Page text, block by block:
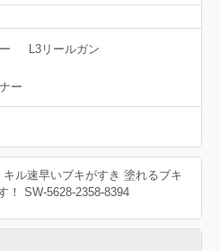
L3リールガン
ー
ル速早いブキがすき 塗れるブキ
SW-5628-2358-8394